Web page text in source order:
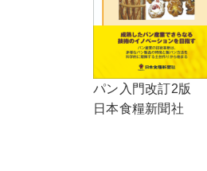
パン入門改訂2版
日本食糧新聞社